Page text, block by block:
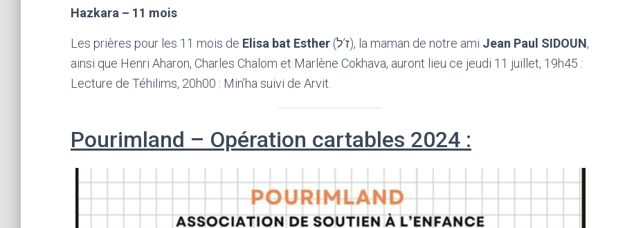
Hazkara – 11 mois
Les prières pour les 11 mois de Elisa bat Esther (ז’ל), la maman de notre ami Jean Paul SIDOUN,
ainsi que Henri Aharon, Charles Chalom et Marlène Cokhava, auront lieu ce jeudi 11 juillet, 19h45 :
Lecture de Téhilims, 20h00 : Min’ha suivi de Arvit.
Pourimland – Opération cartables 2024 :